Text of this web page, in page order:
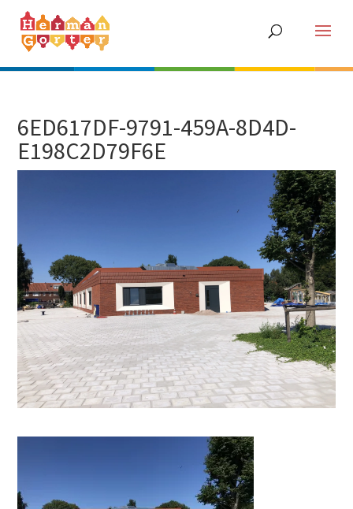
6ED617DF-9791-459A-8D4D-
E198C2D79F6E